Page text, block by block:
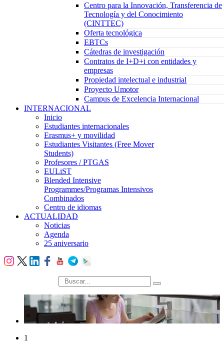
Centro para la Innovación, Transferencia de
Tecnología y del Conocimiento
(CINTTEC)
Oferta tecnológica
EBTCs
Cátedras de investigación
Contratos de I+D+i con entidades y
empresas
Propiedad intelectual e industrial
Proyecto Umotor
Campus de Excelencia Internacional
INTERNACIONAL
Inicio
Estudiantes internacionales
Erasmus+ y movilidad
Estudiantes Visitantes (Free Mover
Students)
Profesores / PTGAS
EULiST
Blended Intensive
Programmes/Programas Intensivos
Combinados
Centro de idiomas
ACTUALIDAD
Noticias
Agenda
25 aniversario
búsqueda
1